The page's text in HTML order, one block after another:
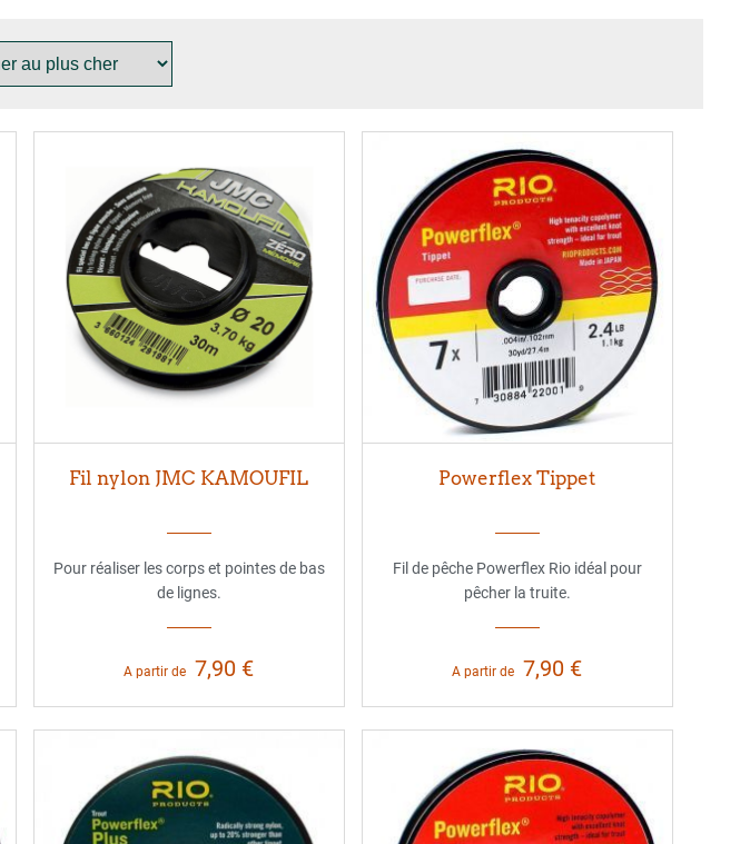
Fil nylon JMC KAMOUFIL
Pour réaliser les corps et pointes de bas
de lignes.
A partir de 7,90 €
Powerflex Tippet
Fil de pêche Powerflex Rio idéal pour
pêcher la truite.
A partir de 7,90 €